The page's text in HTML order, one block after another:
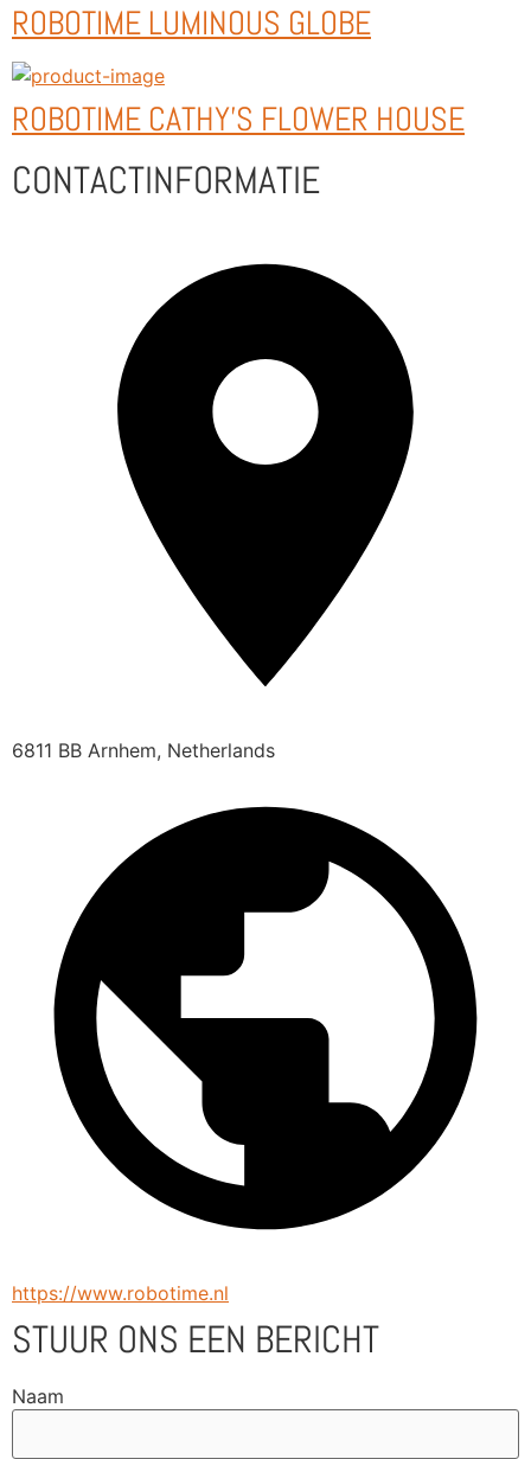
ROBOTIME LUMINOUS GLOBE
ROBOTIME CATHY'S FLOWER HOUSE
CONTACTINFORMATIE
6811 BB Arnhem, Netherlands
https://www.robotime.nl
STUUR ONS EEN BERICHT
Naam